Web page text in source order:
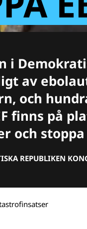
i
av
och
finns på
och
REPUBLIKEN